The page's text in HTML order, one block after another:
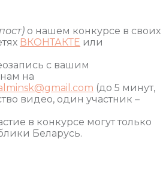
о нашем конкурсе в своих
ВКОНТАКТЕ или
с вашим
на
(до 5 минут,
видео, один участник –
в конкурсе могут только
Беларусь.